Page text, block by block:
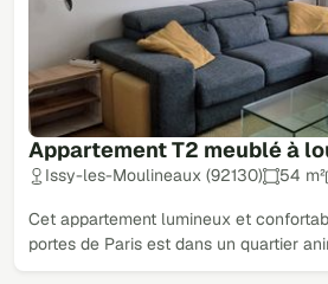
Appartement T2 meublé à
Issy-les-Moulineaux (92130) 54 m²
Cet appartement lumineux et
portes de Paris est dans un quartier